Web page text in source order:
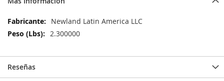
Más
Información
Newland Latin America LLC
2.300000
Reseñas